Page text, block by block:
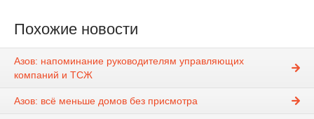
Похожие новости
Азов: напоминание руководителям управляющих
компаний и ТСЖ
Азов: всё меньше домов без присмотра